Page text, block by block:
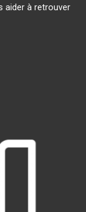
aider à retrouver